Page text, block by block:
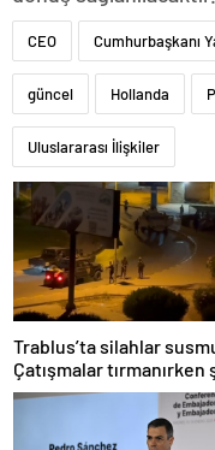
CEO Cumhurbaşkanı
güncel Hollanda
Uluslararası İlişkiler
Trablus’ta silahlar
Çatışmalar tırmanırken
alarmda